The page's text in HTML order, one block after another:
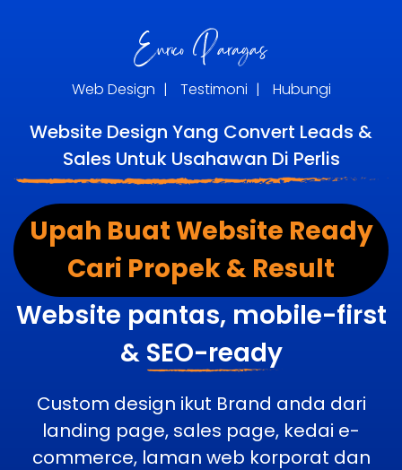
Web Design | Testimoni | Hubungi
Website Design Yang Convert Leads &
Sales Untuk Usahawan Di Perlis
Upah Buat Website Ready
Cari Propek & Result
Website pantas, mobile-first
& SEO-ready
Custom design ikut Brand anda dari
landing page, sales page, kedai e-
commerce, laman web korporat dan